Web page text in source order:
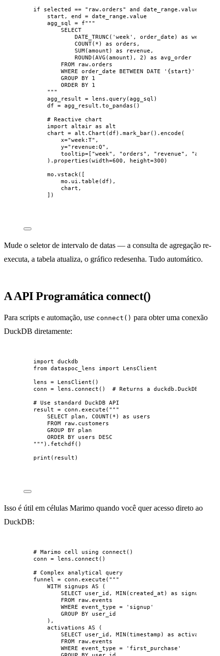
if selected == " raw.orders" and date_range.value:
start, end = date_range.value
agg_sql = f"""
SELECT
DATE_TRUNC('week', order_date) as week,
COUNT(*) as orders,
SUM(amount) as revenue,
ROUND(AVG(amount), 2) as avg_order
FROM raw.orders
WHERE order_date BETWEEN DATE ' {start} ' AND
GROUP BY 1
ORDER BY 1
"""
agg_result = lens. query (agg_sql )
df = agg_result. to_pandas ()
# Reactive chart
import altair as alt
chart = alt. Chart (df ). mark_bar(). encode (
x="week:T" ,
y=" revenue:Q" ,
tooltip=[ "week" , "orders" , " revenue" , "
). properties (width=600 , height=300 )
mo. vstack( [
mo.ui. table (df ) ,
chart,
] )
Mude o seletor de intervalo de datas — a consulta de agregação re-
executa, a tabela atualiza, o gráfico redesenha. Tudo automático.
A API Programática connect()
Para scripts e automação, use connect() para obter uma conexão
DuckDB diretamente:
import duckdb
from dataspoc_lens import LensClient
lens = LensClient ()
conn = lens. connect () # Returns a
# Use standard DuckDB API
result = conn. execute ( """
SELECT plan, COUNT(*) as users
FROM raw.customers
GROUP BY plan
ORDER BY users DESC
""" ). fetchdf ()
print ( result )
Isso é útil em células Marimo quando você quer acesso direto ao
DuckDB:
# Marimo cell using connect()
conn = lens. connect ()
# Complex analytical query
funnel = conn. execute ( """
WITH signups AS (
SELECT user_id, MIN(created_at) as signup_date
FROM raw.events
WHERE event_type = 'signup'
GROUP BY user_id
),
activations AS (
SELECT user_id, MIN(timestamp) as
FROM raw.events
WHERE event_type = 'first_purchase'